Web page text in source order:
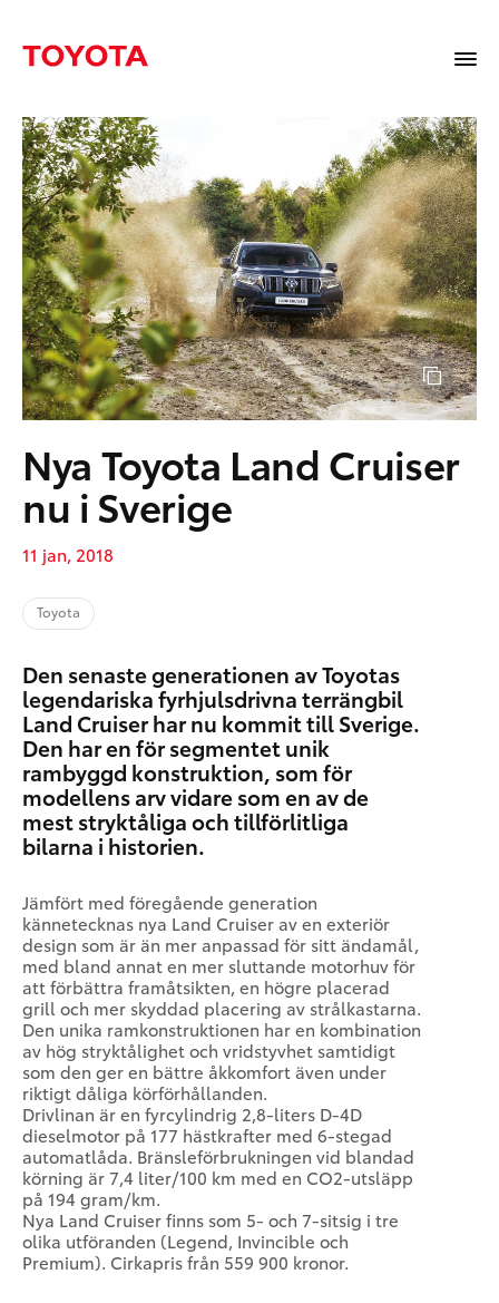
Nya Toyota Land Cruiser
nu i Sverige
11 jan, 2018
Toyota
Den senaste generationen av Toyotas
legendariska fyrhjulsdrivna terrängbil
Land Cruiser har nu kommit till Sverige.
Den har en för segmentet unik
rambyggd konstruktion, som för
modellens arv vidare som en av de
mest stryktåliga och till­förlitliga
bilarna i historien.
Jämfört med föregående generation
kännetecknas nya Land Cruiser av en exteriör
design som är än mer anpassad för sitt ändamål,
med bland annat en mer sluttande motorhuv för
att förbättra framåt­sikten, en högre placerad
grill och mer skyddad placering av strålkastarna.
Den unika ramkonstruk­tionen har en kombination
av hög stryktålighet och vridstyvhet samtidigt
som den ger en bättre åk­komfort även under
riktigt dåliga körförhållanden.
Drivlinan är en fyrcylindrig 2,8-liters D-4D
dieselmotor på 177 hästkrafter med 6-stegad
automatlåda. Bränsle­förbrukningen vid blandad
körning är 7,4 liter/100 km med en CO2-utsläpp
på 194 gram/km.
Nya Land Cruiser finns som 5- och 7-sitsig i tre
olika utföranden (Legend, Invincible och
Premium). Cirkapris från 559 900 kronor.